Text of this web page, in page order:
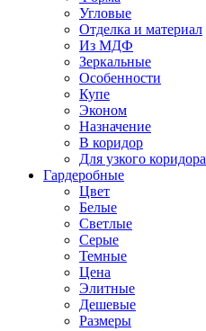
Угловые
Отделка и материал
Из МДФ
Зеркальные
Особенности
Купе
Эконом
Назначение
В коридор
Для узкого коридора
Гардеробные
Цвет
Белые
Светлые
Серые
Темные
Цена
Элитные
Дешевые
Размеры